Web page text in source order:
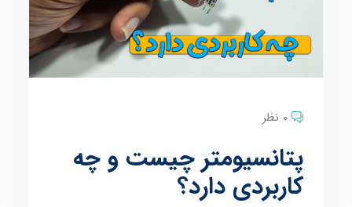
0 نظر
پتانسیومتر چیست و چه
کاربردی دارد؟